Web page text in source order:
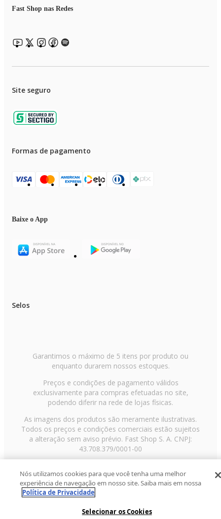
Fast Shop nas Redes
Site seguro
Formas de pagamento
Baixe o App
Selos
Garantimos o máximo de 5 itens por produto ou
enquanto durarem nossos estoques.
Preços e condições de pagamento válidos
exclusivamente para compras efetuadas no site,
podendo diferir na rede de lojas físicas.
As imagens dos produtos são meramente ilustrativas.
Todos os preços e condições comerciais estão sujeitos
a alteração sem aviso prévio. Fast Shop S. A. CNPJ:
43.708.379/0001-00
Paulo/SP, CEP 02029-001, Telefone: 11 3003-3728 ©
2013 Fast Shop - Todos os direitos reservadosRF
Nós utilizamos cookies para que você tenha uma melhor
experiência de navegação em nosso site. Saiba mais em nossa
Política de Privacidade
Selecionar os Cookies